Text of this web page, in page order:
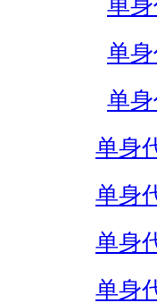
单
单
单
单身
单身
单身
单身